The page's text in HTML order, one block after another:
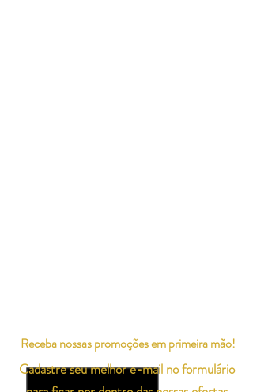
Cadastre seu melhor e-mail no formulário
Receba nossas promoções em primeira mão!